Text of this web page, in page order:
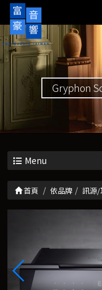
Gryphon
Menu
首頁 依品牌 訊源/